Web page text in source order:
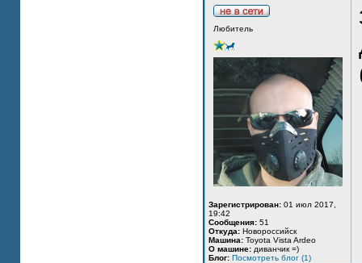
Любитель
Зарегистрирован: 01 июл 2017,
19:42
Сообщения: 51
Откуда: Новороссийск
Машина: Toyota Vista Ardeo
О машине: диванчик =)
Блог: Посмотреть блог (1)